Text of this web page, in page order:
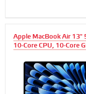
Apple MacBook Air
10-Core CPU, 10-Core